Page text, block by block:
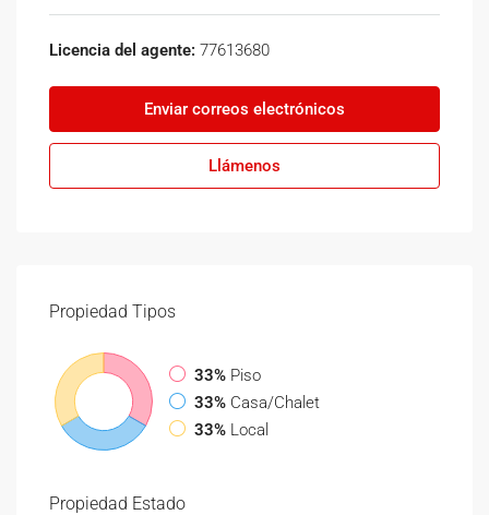
Licencia del agente: 77613680
Enviar correos electrónicos
Llámenos
Propiedad Tipos
33% Piso
33% Casa/Chalet
33% Local
Propiedad Estado